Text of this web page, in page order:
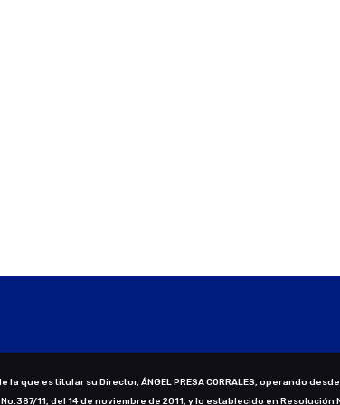
que es titular su Director, ÁNGEL PRESA CORRALES, operando
11, del 14 de noviembre de 2011, y lo establecido en Resolución